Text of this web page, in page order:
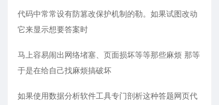
代码中常常设有防篡改保护机制的勒。如果试图改动
它来显示想要答案时
马上容易闹出网络堵塞、页面损坏等等那些麻烦 那等
于是在给自己找麻烦搞破坏
如果使用数据分析软件工具专门剖析这种答题网页代